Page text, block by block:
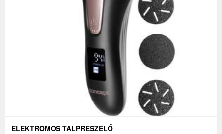
ELEKTROMOS TALPRESZELŐ